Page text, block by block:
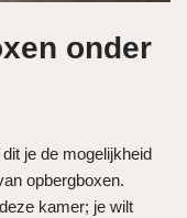
onder
je de mogelijkheid
opbergboxen.
kamer; je wilt